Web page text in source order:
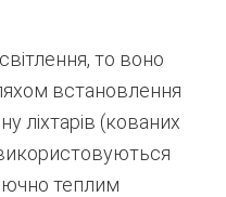
то воно
встановлення
ліхтарів (кованих
теплим